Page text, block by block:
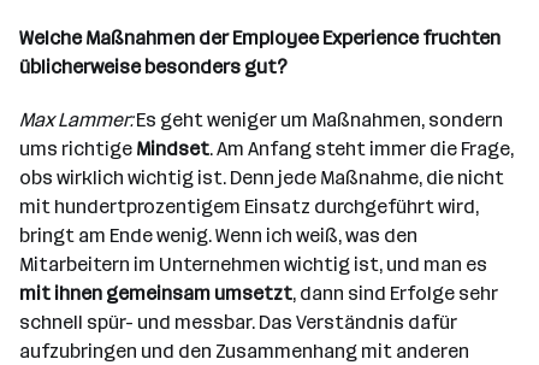
Welche Maßnahmen der Employee Experience fruchten
üblicherweise besonders gut?
Max Lammer:Es geht weniger um Maßnahmen, sondern
ums richtige Mindset. Am Anfang steht immer die Frage,
obs wirklich wichtig ist. Denn jede Maßnahme, die nicht
mit hundertprozentigem Einsatz durchgeführt wird,
bringt am Ende wenig. Wenn ich weiß, was den
Mitarbeitern im Unternehmen wichtig ist, und man es
mit ihnen gemeinsam umsetzt, dann sind Erfolge sehr
schnell spür- und messbar. Das Verständnis dafür
aufzubringen und den Zusammenhang mit anderen